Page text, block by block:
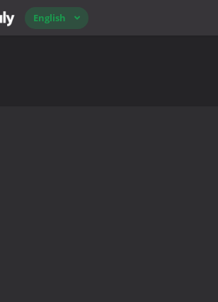
English